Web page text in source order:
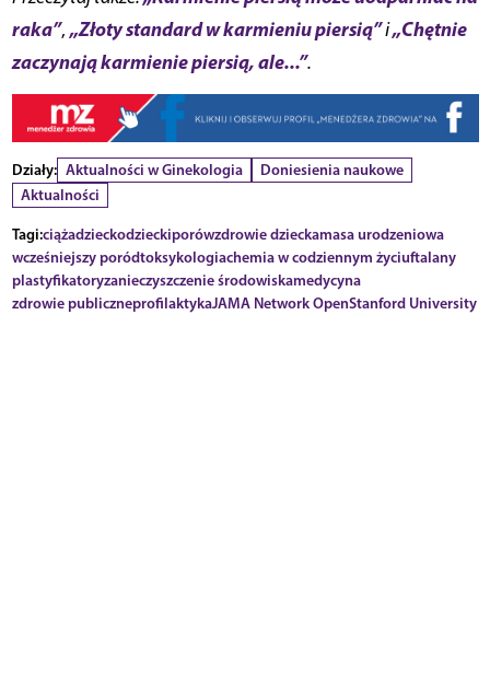
raka”, „Złoty standard w karmieniu piersią”i„Chętnie
zaczynają karmienie piersią, ale...”.
Działy: Aktualności w Ginekologia
Doniesienia naukowe
Aktualności
Tagi:ciążadzieckodzieckiporówzdrowie dzieckamasa urodzeniowa
wcześniejszy poródtoksykologiachemia w codziennym życiuftalany
plastyfikatoryzanieczyszczenie środowiskamedycyna
zdrowie publiczneprofilaktykaJAMA Network OpenStanford University